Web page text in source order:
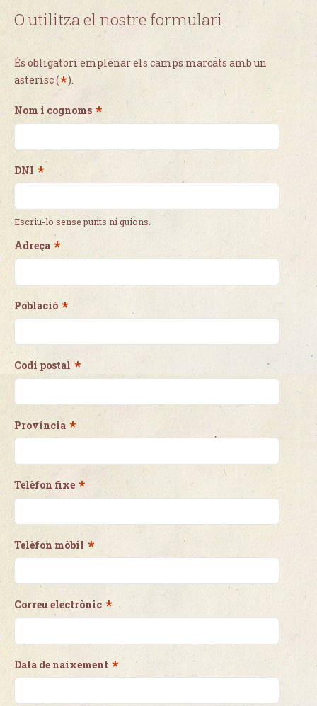
O utilitza el nostre formulari
És obligatori emplenar els camps marcats amb un
asterisc (*).
Nom i cognoms *
DNI *
Escriu-lo sense punts ni guions.
Adreça *
Població *
Codi postal *
Província *
Telèfon fixe *
Telèfon mòbil *
Correu electrònic *
Data de naixement *